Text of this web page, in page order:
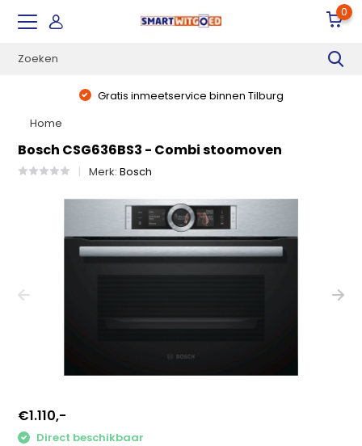
0
Gratis inmeetservice binnen Tilburg
Home
Bosch CSG636BS3 - Combi stoomoven
Merk:Bosch
€1.110,-
Direct beschikbaar